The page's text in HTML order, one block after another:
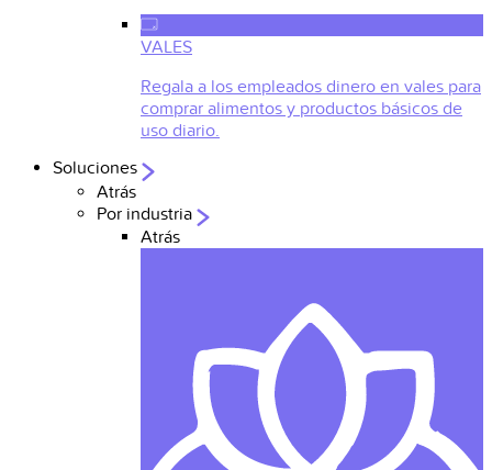
VALES
Regala a los empleados dinero en vales para
comprar alimentos y productos básicos de
uso diario.
Soluciones
Atrás
Por industria
Atrás